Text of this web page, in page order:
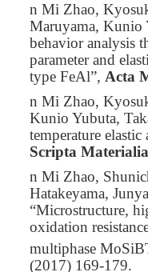
n Mi Zhao,
Maruyama, Kunio
behavior analysis
parameter and
type FeAl”, Acta
n Mi Zhao,
Kunio Yubuta,
temperature
Scripta Materialia
n Mi Zhao,
Hatakeyama,
“Microstructure,
oxidation
multiphase
(2017) 169-179.